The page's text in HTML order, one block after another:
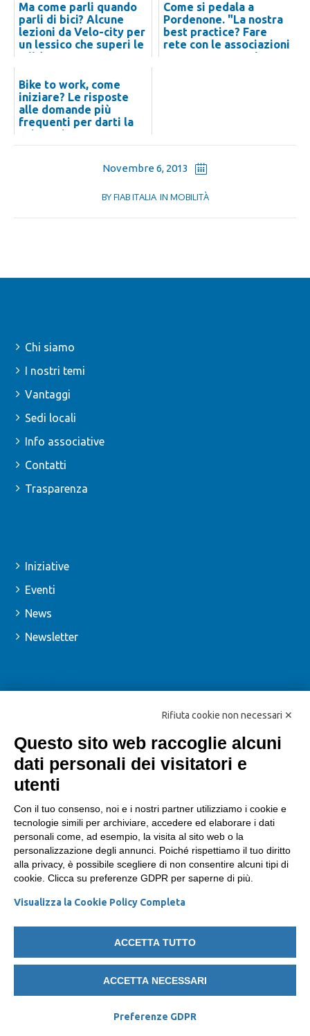
Ma come parli quando
parli di bici? Alcune
lezioni da Velo-city per
un lessico che superi le
Come si pedala a
Pordenone. "La nostra
best practice? Fare
rete con le associazioni
Bike to work, come
iniziare? Le risposte
alle domande più
frequenti per darti la
Novembre 6, 2013
BYFIAB ITALIA IN MOBILITÀ
Chi siamo
I nostri temi
Vantaggi
Sedi locali
Info associative
Contatti
Trasparenza
Iniziative
Eventi
News
Newsletter
Dona
Dona il 5x1000 alla FIAB
SOCIAL
Facebook
Twitter
Cookie Policy
FIAB - Federazione Italiana
Ambiente e Bicicletta APS - Via Pietro Borsieri, 4E,
20159 Milano MI - C.F./ P.IVA 11543050154
Rifiuta cookie non necessari ✕
Questo sito web raccoglie alcuni
dati personali dei visitatori e
utenti
Con il tuo consenso, noi e i nostri partner utilizziamo i cookie e
tecnologie simili per archiviare, accedere ed elaborare i dati
personali come, ad esempio, la visita al sito web o la
personalizzazione degli annunci. Poiché rispettiamo il tuo diritto
alla privacy, è possibile scegliere di non consentire alcuni tipi di
cookie. Clicca su preferenze GDPR per saperne di più.
Visualizza la Cookie Policy Completa
ACCETTA TUTTO
ACCETTA NECESSARI
Preferenze GDPR